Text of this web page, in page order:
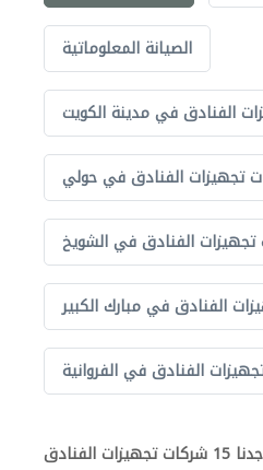
الصيانة المعلوماتية
الفنادق في مدينة الكويت
تجهيزات الفنادق في حولي
الفنادق في الشويخ
الفنادق في مبارك الكبير
الفنادق في الفروانية
تجهيزات الفنادق